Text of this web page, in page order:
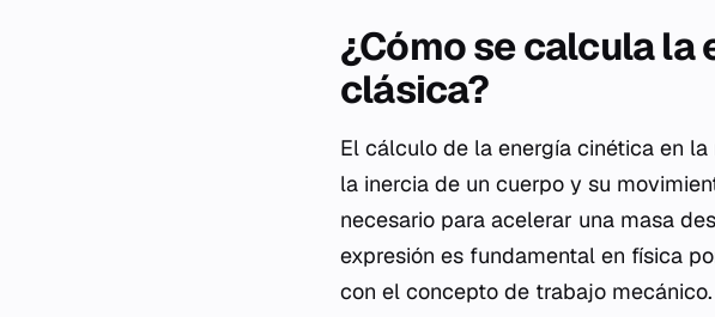
¿Cómo se calcula
clásica?
El cálculo de la energía cinética en
la inercia de un cuerpo y su
necesario para acelerar una masa
expresión es fundamental en física
con el concepto de trabajo mecánico.